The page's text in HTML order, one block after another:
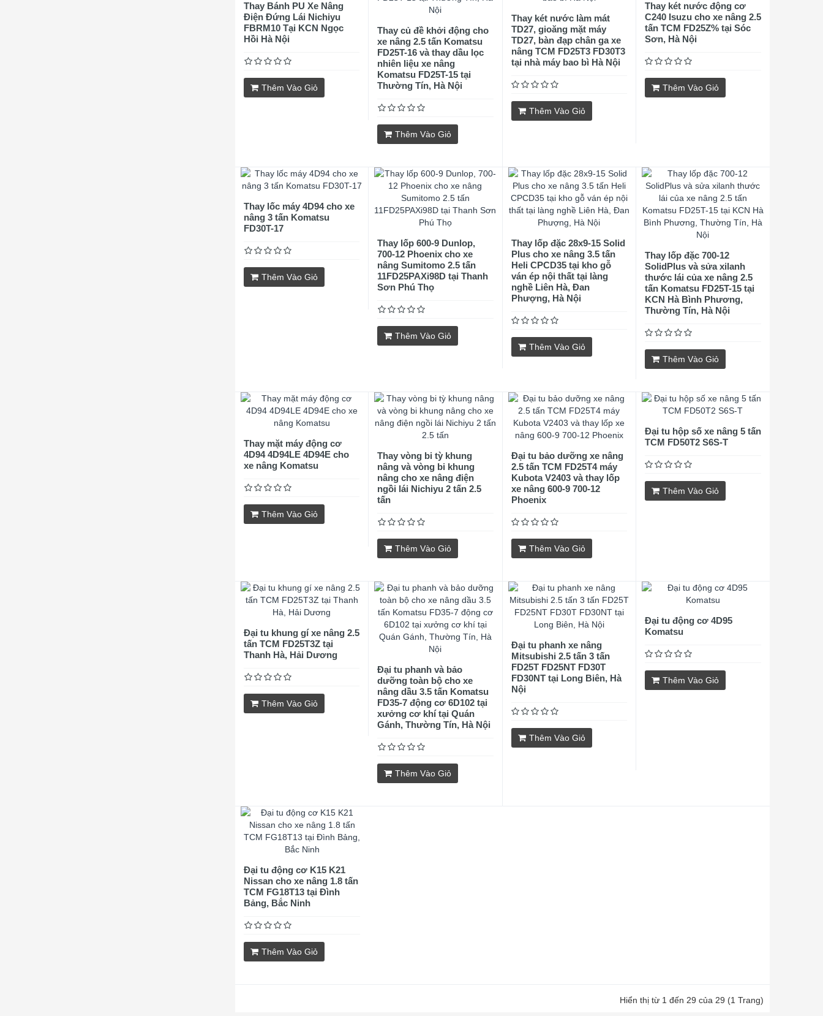
Thay Bánh PU Xe Nâng
Điện Đứng Lái Nichiyu
FBRM10 Tại KCN Ngọc
Hồi Hà Nội
Thêm Vào Giỏ
Thay củ đề khởi động cho
xe nâng 2.5 tấn Komatsu
FD25T-16 và thay dầu lọc
nhiên liệu xe nâng
Komatsu FD25T-15 tại
Thường Tín, Hà Nội
Thêm Vào Giỏ
Thay két nước làm mát
TD27, gioăng mặt máy
TD27, bàn đạp chân ga xe
nâng TCM FD25T3 FD30T3
tại nhà máy bao bì Hà Nội
Thêm Vào Giỏ
Thay két nước động cơ
C240 Isuzu cho xe nâng 2.5
tấn TCM FD25Z% tại Sóc
Sơn, Hà Nội
Thêm Vào Giỏ
Thay lốc máy 4D94 cho xe
nâng 3 tấn Komatsu
FD30T-17
Thêm Vào Giỏ
Thay lốp 600-9 Dunlop,
700-12 Phoenix cho xe
nâng Sumitomo 2.5 tấn
11FD25PAXi98D tại Thanh
Sơn Phú Thọ
Thêm Vào Giỏ
Thay lốp đặc 28x9-15 Solid
Plus cho xe nâng 3.5 tấn
Heli CPCD35 tại kho gỗ
ván ép nội thất tại làng
nghề Liên Hà, Đan
Phượng, Hà Nội
Thêm Vào Giỏ
Thay lốp đặc 700-12
SolidPlus và sửa xilanh
thước lái của xe nâng 2.5
tấn Komatsu FD25T-15 tại
KCN Hà Bình Phương,
Thường Tín, Hà Nội
Thêm Vào Giỏ
Thay mặt máy động cơ
4D94 4D94LE 4D94E cho
xe nâng Komatsu
Thêm Vào Giỏ
Thay vòng bi tỳ khung
nâng và vòng bi khung
nâng cho xe nâng điện
ngồi lái Nichiyu 2 tấn 2.5
tấn
Thêm Vào Giỏ
Đại tu bảo dưỡng xe nâng
2.5 tấn TCM FD25T4 máy
Kubota V2403 và thay lốp
xe nâng 600-9 700-12
Phoenix
Thêm Vào Giỏ
Đại tu hộp số xe nâng 5 tấn
TCM FD50T2 S6S-T
Thêm Vào Giỏ
Đại tu khung gí xe nâng 2.5
tấn TCM FD25T3Z tại
Thanh Hà, Hải Dương
Thêm Vào Giỏ
Đại tu phanh và bảo
dưỡng toàn bộ cho xe
nâng dầu 3.5 tấn Komatsu
FD35-7 động cơ 6D102 tại
xưởng cơ khí tại Quán
Gánh, Thường Tín, Hà Nội
Thêm Vào Giỏ
Đại tu phanh xe nâng
Mitsubishi 2.5 tấn 3 tấn
FD25T FD25NT FD30T
FD30NT tại Long Biên, Hà
Nội
Thêm Vào Giỏ
Đại tu động cơ 4D95
Komatsu
Thêm Vào Giỏ
Đại tu động cơ K15 K21
Nissan cho xe nâng 1.8 tấn
TCM FG18T13 tại Đình
Bảng, Bắc Ninh
Thêm Vào Giỏ
Hiển thị từ 1 đến 29 của 29 (1 Trang)